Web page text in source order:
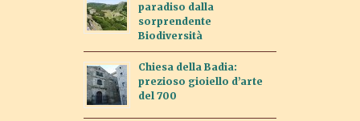
paradiso dalla
sorprendente
Biodiversità
Chiesa della Badia:
prezioso gioiello d’arte
del 700